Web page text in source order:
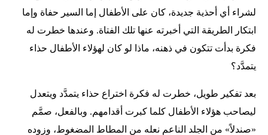
لشراء أي أحذية جديدة، كان على الأطفال إما السير حفاة وإما
ابتكار الطريقة التي أخبرته عنها تلك الفتاة. وعندها خطرت له
فكرة بدأت تتكون في ذهنه، ماذا لو كان لهؤلاء الأطفال حذاء
يتمدَّد؟
بعد تفكير طويل، خطرت له فكرة اختراع حذاء يتمدَّد ويتعدل
ليصاحب هؤلاء الأطفال كلما كبرت أقدامهم. وبالفعل، صمَّم
«صندلاً» من الجلد الناعم نعله من المطاط المضغوط، وزوده